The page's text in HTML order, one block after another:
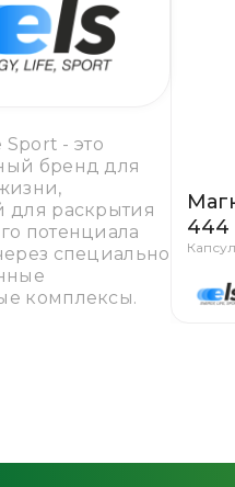
Sport - это
бренд для
для раскрытия
потенциала
специально
комплексы.
444